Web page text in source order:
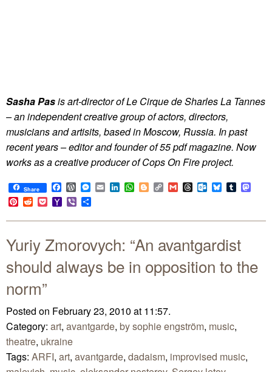
Sasha Pasis art-director of Le Cirque de Sharles La Tannes
– an independent creative group of actors, directors,
musicians and artisits, based in Moscow, Russia. In past
recent years – editor and founder of 55 pdf magazine. Now
works as a creative producer of Cops On Fire project.
Share Facebook
WordPress
Messenger
EmailLinkedIn
WhatsApp
BloggerCopy
Link
GmailThreadsOutlook.com
BlueskyTumblr
Pinterest
RedditPocketYahoo
Mail
Viber
Yuriy Zmorovych: “An avantgardist
should always be in opposition to the
norm”
Posted on February 23, 2010 at 11:57.
Category: art, avantgarde, by sophie engström, music,
theatre, ukraine
Tags: ARFI, art, avantgarde, dadaism, improvised music,